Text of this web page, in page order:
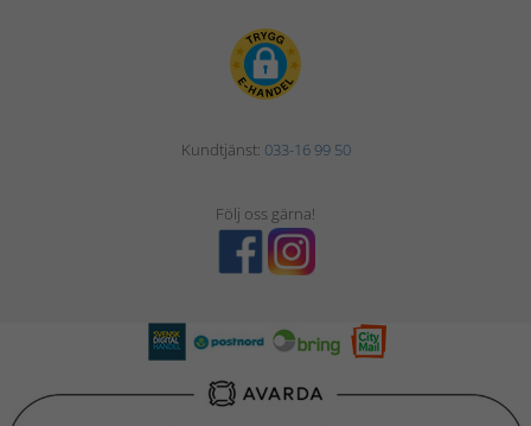
Kundtjänst: 033-16 99 50
Följ oss gärna!